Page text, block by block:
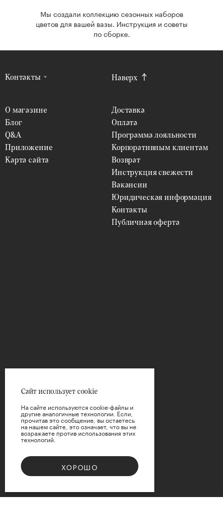
Мы создали коллекцию сезонных наборов
цветов для вашей вазы. Инструкция и советы
по сборке.
Контакты
О магазине
Блог
Q&A
Приложение
Карта сайта
Доставка
Оплата
Программа лояльности
Корпоративным клиентам
Возврат
Инструкция свежести
Вакансии
Юридическая информация
Контакты
Публичная оферта
Наверх
Сайт использует cookie
На сайте используются cookie-файлы и
другие аналогичные технологии. Если,
прочитав это сообщение, вы остаетесь
на нашем сайте, это означает, что вы не
возражаете против использования этих
технологий.
ХОРОШО